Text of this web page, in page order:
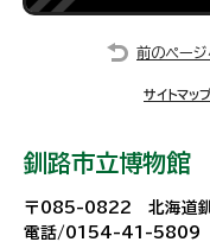
前のページ
サイトマッ
釧路市立博物館
〒085-0822 北海道
電話/0154-41-5809